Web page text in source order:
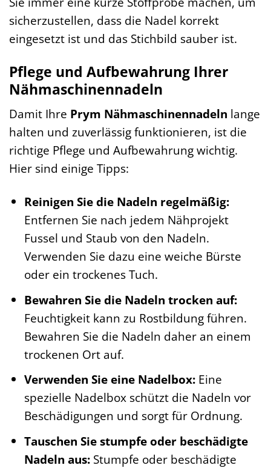
sicherzustellen, dass die Nadel korrekt
eingesetzt ist und das Stichbild sauber ist.
Pflege und Aufbewahrung Ihrer
Nähmaschinennadeln
Damit Ihre Prym Nähmaschinennadeln lange
halten und zuverlässig funktionieren, ist die
richtige Pflege und Aufbewahrung wichtig.
Hier sind einige Tipps:
Reinigen Sie die Nadeln regelmäßig:
Entfernen Sie nach jedem Nähprojekt
Fussel und Staub von den Nadeln.
Verwenden Sie dazu eine weiche Bürste
oder ein trockenes Tuch.
Bewahren Sie die Nadeln trocken auf:
Feuchtigkeit kann zu Rostbildung führen.
Bewahren Sie die Nadeln daher an einem
trockenen Ort auf.
Verwenden Sie eine Nadelbox:Eine
spezielle Nadelbox schützt die Nadeln vor
Beschädigungen und sorgt für Ordnung.
Tauschen Sie stumpfe oder beschädigte
Nadeln aus:Stumpfe oder beschädigte